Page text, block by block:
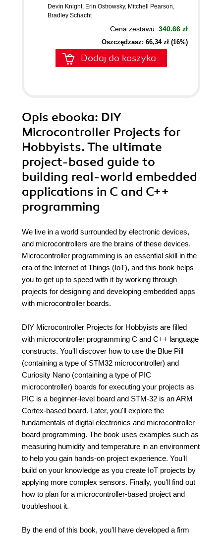
Devin Knight, Erin Ostrowsky, Mitchell Pearson,
Bradley Schacht
Cena zestawu: 340.66 zł
Oszczędzasz: 66,34 zł (16%)
Dodaj do koszyka
Opis ebooka: DIY
Microcontroller Projects for
Hobbyists. The ultimate
project-based guide to
building real-world embedded
applications in C and C++
programming
We live in a world surrounded by electronic devices,
and microcontrollers are the brains of these devices.
Microcontroller programming is an essential skill in the
era of the Internet of Things (IoT), and this book helps
you to get up to speed with it by working through
projects for designing and developing embedded apps
with microcontroller boards.
DIY Microcontroller Projects for Hobbyists are filled
with microcontroller programming C and C++ language
constructs. You'll discover how to use the Blue Pill
(containing a type of STM32 microcontroller) and
Curiosity Nano (containing a type of PIC
microcontroller) boards for executing your projects as
PIC is a beginner-level board and STM-32 is an ARM
Cortex-based board. Later, you'll explore the
fundamentals of digital electronics and microcontroller
board programming. The book uses examples such as
measuring humidity and temperature in an environment
to help you gain hands-on project experience. You'll
build on your knowledge as you create IoT projects by
applying more complex sensors. Finally, you'll find out
how to plan for a microcontroller-based project and
troubleshoot it.
By the end of this book, you'll have developed a firm